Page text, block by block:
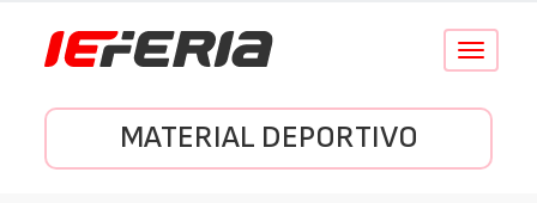
Conmutar
MATERIAL DEPORTIVO